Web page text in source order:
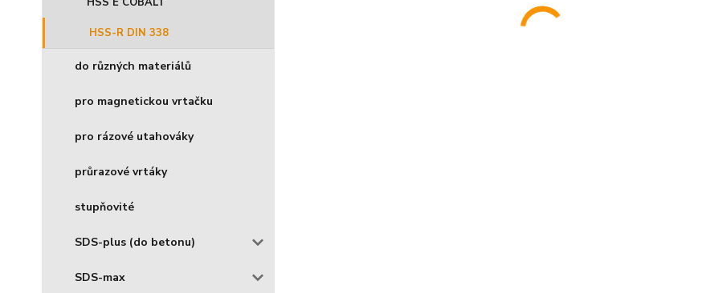
HSS-R DIN 338
do různých materiálů
pro magnetickou vrtačku
pro rázové utahováky
průrazové vrtáky
stupňovité
SDS-plus (do betonu)
SDS-max